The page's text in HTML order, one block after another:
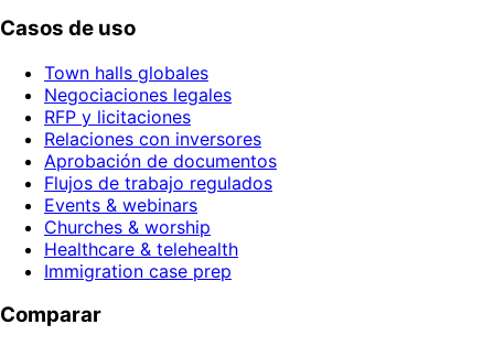
Casos de uso
Town halls globales
Negociaciones legales
RFP y licitaciones
Relaciones con inversores
Aprobación de documentos
Flujos de trabajo regulados
Events & webinars
Churches & worship
Healthcare & telehealth
Immigration case prep
Comparar